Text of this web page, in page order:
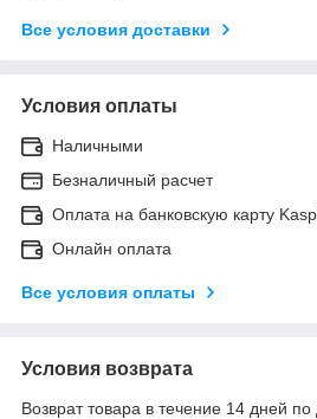
Все условия доставки
Условия оплаты
Наличными
Безналичный расчет
Оплата на банковскую карту
Онлайн оплата
Все условия оплаты
Условия возврата
Возврат товара в течение 14 дней по